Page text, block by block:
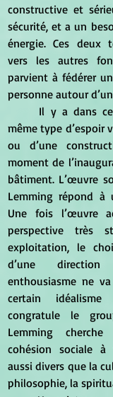
constructive et
sécurité, et a un
énergie. Ces deux
vers les autres
parvient à fédérer
personne autour
même type d’espoir
ou d’une
moment de
bâtiment. L’œuvre
Lemming répond à
Une fois l’œuvre
perspective très
exploitation, le
d’une
enthousiasme ne
certain
congratule le
Lemming
cohésion sociale
aussi divers que la
philosophie, la